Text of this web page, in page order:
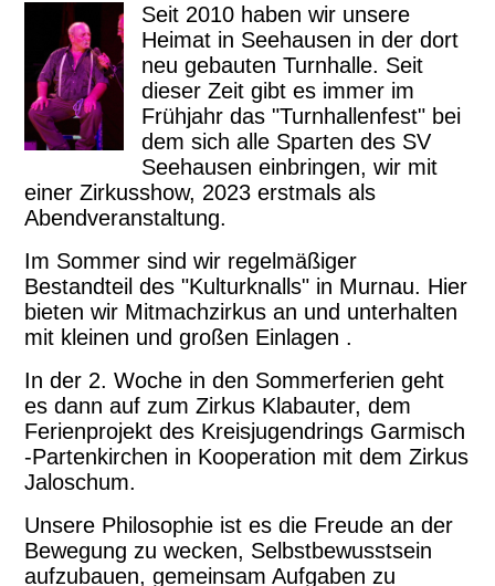
Seit 2010 haben wir unsere
Heimat in Seehausen in der dort
neu gebauten Turnhalle. Seit
dieser Zeit gibt es immer im
Frühjahr das "Turnhallenfest" bei
dem sich alle Sparten des SV
Seehausen einbringen, wir mit
einer Zirkusshow, 2023 erstmals als
Abendveranstaltung.
Im Sommer sind wir regelmäßiger
Bestandteil des "Kulturknalls" in Murnau. Hier
bieten wir Mitmachzirkus an und unterhalten
mit kleinen und großen Einlagen .
In der 2. Woche in den Sommerferien geht
es dann auf zum Zirkus Klabauter, dem
Ferienprojekt des Kreisjugendrings Garmisch
-Partenkirchen in Kooperation mit dem Zirkus
Jaloschum.
Unsere Philosophie ist es die Freude an der
Bewegung zu wecken, Selbstbewusstsein
aufzubauen, gemeinsam Aufgaben zu